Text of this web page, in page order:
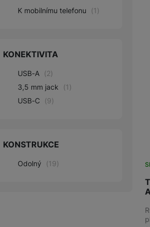
na našich stránkách,
K mobilnímu telefonu (1)
KONEKTIVITA
USB-A (2)
3,5 mm jack
(1)
USB-C
(9)
KONSTRUKCE
Odolný (19)